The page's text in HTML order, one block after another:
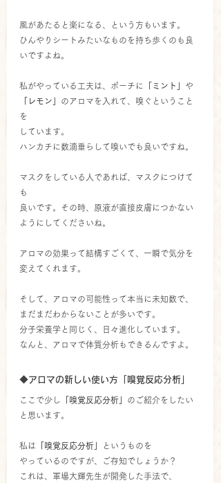
風があたると楽になる、という方もいます。
ひんやりシートみたいなものを持ち歩くのも良
いですよね。
私がやっている工夫は、ポーチに 「ミント」 や
「レモン」 のアロマを入れて、嗅ぐということ
を
しています。
ハンカチに数滴垂らして嗅いでも良いですね。
マスクをしている人であれば、マスクにつけて
も
良いです。その時、原液が直接皮膚につかない
ようにしてくださいね。
アロマの効果って結構すごくて、一瞬で気分を
変えてくれます。
そして、アロマの可能性って本当に未知数で、
まだまだわからないことが多いです。
分子栄養学と同じく、日々進化しています。
なんと、アロマで体質分析もできるんですよ。
◆アロマの新しい使い方「嗅覚反応分析」
ここで少し 「嗅覚反応分析」 のご紹介をしたい
と思います。
私は 「嗅覚反応分析」
というものを
やっているのですが、ご存知でしょうか？
これは、軍場大輝先生が開発した手法で、